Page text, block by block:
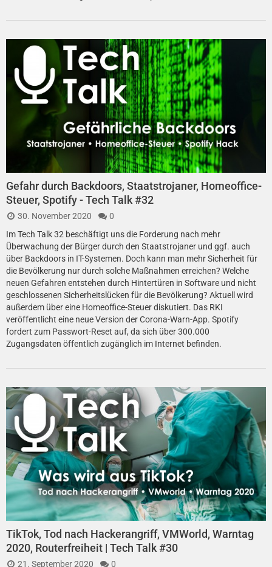
Gefahr durch Backdoors, Staatstrojaner, Homeoffice-
Steuer, Spotify - Tech Talk #32
30. November 2020
0
Im Tech Talk 32 beschäftigt uns die Forderung nach mehr
Überwachung der Bürger durch den Staatstrojaner und ggf. auch
über Backdoors in IT-Systemen. Doch kann man mehr Sicherheit für
die Bevölkerung nur durch solche Maßnahmen erreichen? Welche
neuen Gefahren entstehen durch Hintertüren in Software und nicht
geschlossenen Sicherheitslücken für die Bevölkerung? Aktuell wird
außerdem über eine Homeoffice-Steuer diskutiert. Das RKI
veröffentlicht eine neue Version der Corona-Warn-App. Spotify
fordert zum Passwort-Reset auf, da sich über 300.000
Zugangsdaten öffentlich zugänglich im Internet befinden.
TikTok, Tod nach Hackerangriff, VMWorld, Warntag
2020, Routerfreiheit | Tech Talk #30
21. September 2020 0